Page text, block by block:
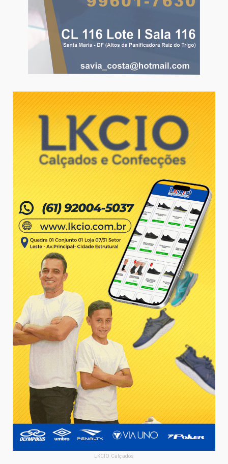
LKCIO Calçados